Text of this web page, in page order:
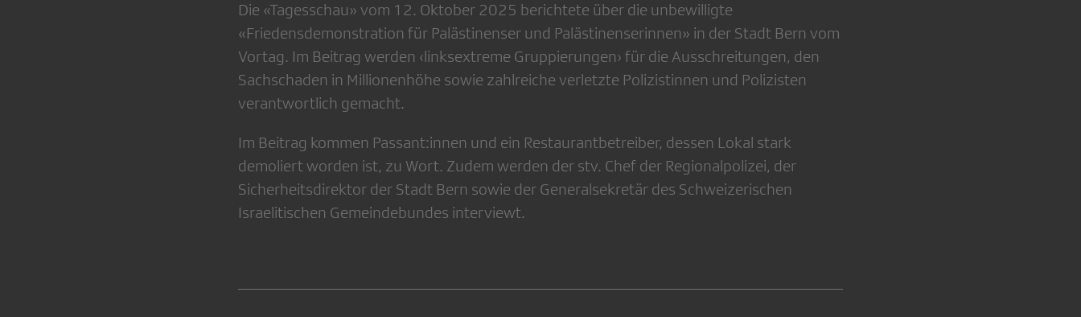
Die «Tagesschau» vom 12. Oktober 2025 berichtete über die unbewilligte
«Friedensdemonstration für Palästinenser und Palästinenserinnen» in der Stadt Bern vom
Vortag. Im Beitrag werden ‹linksextreme Gruppierungen› für die Ausschreitungen, den
Sachschaden in Millionenhöhe sowie zahlreiche verletzte Polizistinnen und Polizisten
verantwortlich gemacht.
Im Beitrag kommen Passant:innen und ein Restaurantbetreiber, dessen Lokal stark
demoliert worden ist, zu Wort. Zudem werden der stv. Chef der Regionalpolizei, der
Sicherheitsdirektor der Stadt Bern sowie der Generalsekretär des Schweizerischen
Israelitischen Gemeindebundes interviewt.